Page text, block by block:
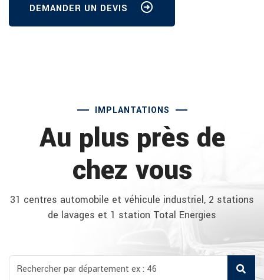
DEMANDER UN DEVIS
IMPLANTATIONS
Au plus près de
chez vous
31 centres automobile et véhicule industriel, 2 stations
de lavages et 1 station Total Energies